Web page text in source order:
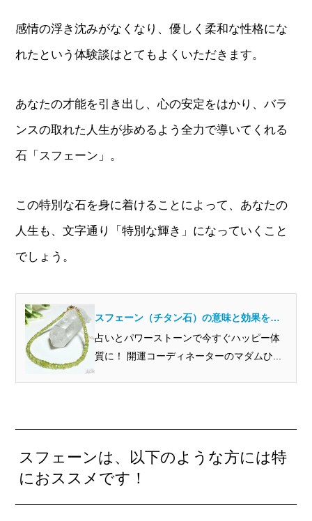
感情の浮き沈みがなくなり、優しく柔和な性格にな
れたという体験談はとてもよくいただきます。
あなたの才能を引き出し、心の安定をはかり、バラ
ンスの取れた人生が歩めるよう全力で導いてくれる
石「スフェーン」。
この特別な石を身に着けることによって、あなたの
人生も、文字通り「特別な輝き」になっていくこと
でしょう。
スフェーン（チタン石）の意味と効果を開
運のプロから見ると？
占いとパワーストーンで今すぐハッピー体
質に！ 開運コーディネーターのマダムひ...
スフェーンは、以下のような方には特
におススメです！